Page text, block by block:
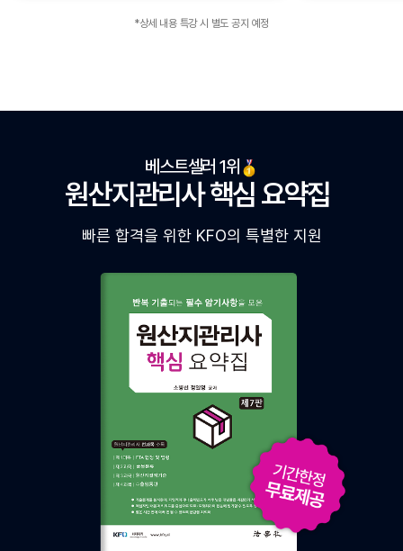
*상세 내용 특강 시 별도 공지 예정
베스트셀러 1위
원산지관리사 핵심 요약집
빠른 합격을 위한 KFO의 특별한 지원